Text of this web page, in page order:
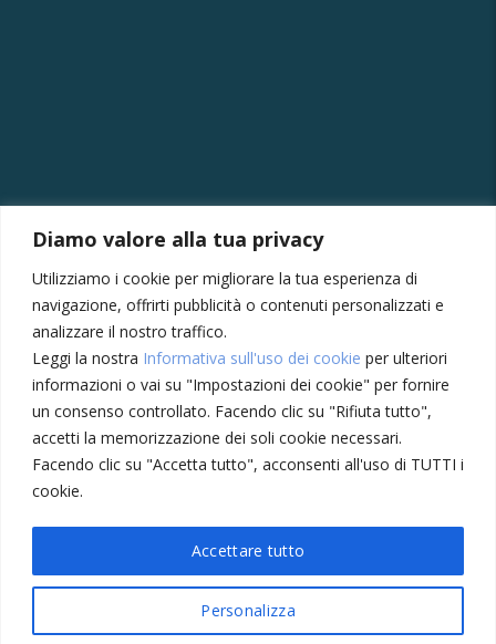
Diamo valore alla tua privacy
Utilizziamo i cookie per migliorare la tua esperienza di
navigazione, offrirti pubblicità o contenuti personalizzati e
analizzare il nostro traffico.
Leggi la nostra Informativa sull'uso dei cookie per ulteriori
informazioni o vai su "Impostazioni dei cookie" per fornire
un consenso controllato. Facendo clic su "Rifiuta tutto",
accetti la memorizzazione dei soli cookie necessari.
Facendo clic su "Accetta tutto", acconsenti all'uso di TUTTI i
cookie.
Personalizza
Accettare tutto
CONTATTI
+39 041430239
+39 3355410024
amministrazione@meccatronicasanmarco.it
Lun - Ven: 8:30 - 12:30, 14:00 - 18:30
Sabato: 8:30 - 12:30
Privacy Policy Cookie
© 2023 |Portalclub International. All Rights Reserved.